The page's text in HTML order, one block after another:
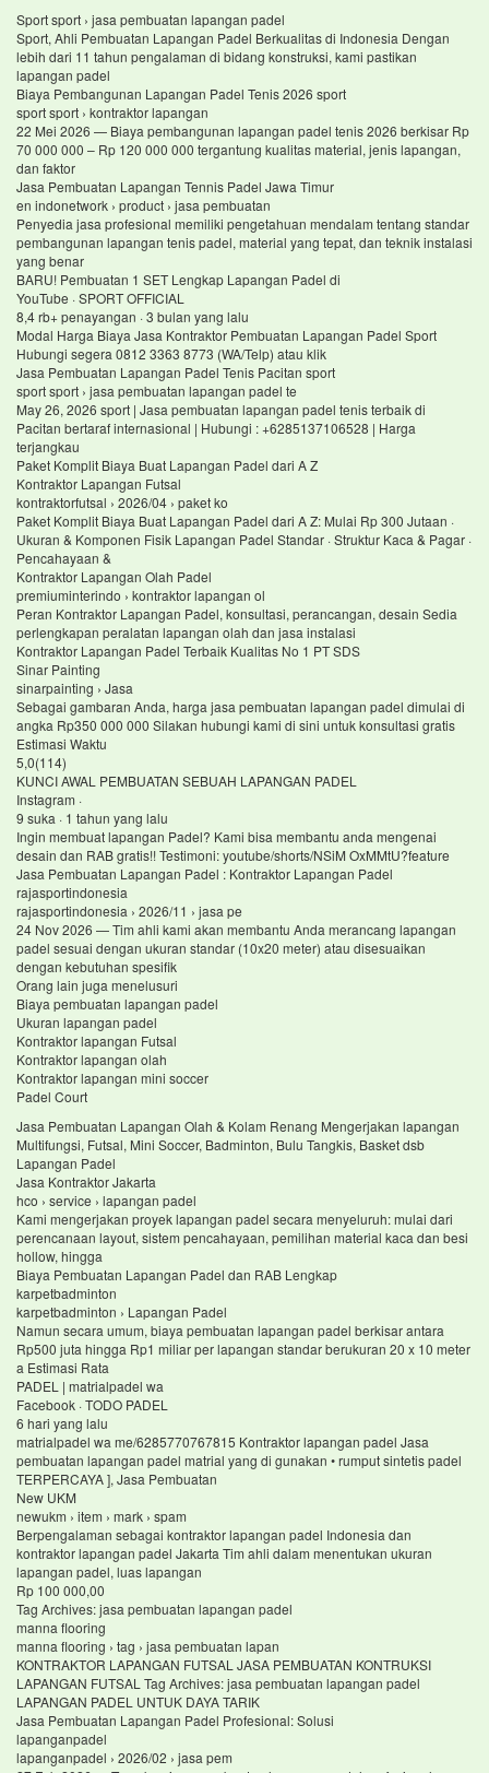
Sport sport › jasa pembuatan lapangan padel
Sport, Ahli Pembuatan Lapangan Padel Berkualitas di Indonesia Dengan
lebih dari 11 tahun pengalaman di bidang konstruksi, kami pastikan
lapangan padel
Biaya Pembangunan Lapangan Padel Tenis 2026 sport
sport sport › kontraktor lapangan
22 Mei 2026 — Biaya pembangunan lapangan padel tenis 2026 berkisar Rp
70 000 000 – Rp 120 000 000 tergantung kualitas material, jenis lapangan,
dan faktor
Jasa Pembuatan Lapangan Tennis Padel Jawa Timur
en indonetwork › product › jasa pembuatan
Penyedia jasa profesional memiliki pengetahuan mendalam tentang standar
pembangunan lapangan tenis padel, material yang tepat, dan teknik instalasi
yang benar
BARU! Pembuatan 1 SET Lengkap Lapangan Padel di
YouTube · SPORT OFFICIAL
8,4 rb+ penayangan · 3 bulan yang lalu
Modal Harga Biaya Jasa Kontraktor Pembuatan Lapangan Padel Sport
Hubungi segera 0812 3363 8773 (WA/Telp) atau klik
Jasa Pembuatan Lapangan Padel Tenis Pacitan sport
sport sport › jasa pembuatan lapangan padel te
May 26, 2026 sport | Jasa pembuatan lapangan padel tenis terbaik di
Pacitan bertaraf internasional | Hubungi : +6285137106528 | Harga
terjangkau
Paket Komplit Biaya Buat Lapangan Padel dari A Z
Kontraktor Lapangan Futsal
kontraktorfutsal › 2026/04 › paket ko
Paket Komplit Biaya Buat Lapangan Padel dari A Z: Mulai Rp 300 Jutaan ·
Ukuran & Komponen Fisik Lapangan Padel Standar · Struktur Kaca & Pagar ·
Pencahayaan &
Kontraktor Lapangan Olah Padel
premiuminterindo › kontraktor lapangan ol
Peran Kontraktor Lapangan Padel, konsultasi, perancangan, desain Sedia
perlengkapan peralatan lapangan olah dan jasa instalasi
Kontraktor Lapangan Padel Terbaik Kualitas No 1 PT SDS
Sinar Painting
sinarpainting › Jasa
Sebagai gambaran Anda, harga jasa pembuatan lapangan padel dimulai di
angka Rp350 000 000 Silakan hubungi kami di sini untuk konsultasi gratis
Estimasi Waktu
5,0(114)
KUNCI AWAL PEMBUATAN SEBUAH LAPANGAN PADEL
Instagram ·
9 suka · 1 tahun yang lalu
Ingin membuat lapangan Padel? Kami bisa membantu anda mengenai
desain dan RAB gratis!! Testimoni: youtube/shorts/NSiM OxMMtU?feature
Jasa Pembuatan Lapangan Padel : Kontraktor Lapangan Padel
rajasportindonesia
rajasportindonesia › 2026/11 › jasa pe
24 Nov 2026 — Tim ahli kami akan membantu Anda merancang lapangan
padel sesuai dengan ukuran standar (10x20 meter) atau disesuaikan
dengan kebutuhan spesifik
Orang lain juga menelusuri
Biaya pembuatan lapangan padel
Ukuran lapangan padel
Kontraktor lapangan Futsal
Kontraktor lapangan olah
Kontraktor lapangan mini soccer
Padel Court
Jasa Pembuatan Lapangan Olah & Kolam Renang Mengerjakan lapangan
Multifungsi, Futsal, Mini Soccer, Badminton, Bulu Tangkis, Basket dsb
Lapangan Padel
Jasa Kontraktor Jakarta
hco › service › lapangan padel
Kami mengerjakan proyek lapangan padel secara menyeluruh: mulai dari
perencanaan layout, sistem pencahayaan, pemilihan material kaca dan besi
hollow, hingga
Biaya Pembuatan Lapangan Padel dan RAB Lengkap
karpetbadminton
karpetbadminton › Lapangan Padel
Namun secara umum, biaya pembuatan lapangan padel berkisar antara
Rp500 juta hingga Rp1 miliar per lapangan standar berukuran 20 x 10 meter
a Estimasi Rata
PADEL | matrialpadel wa
Facebook · TODO PADEL
6 hari yang lalu
matrialpadel wa me/6285770767815 Kontraktor lapangan padel Jasa
pembuatan lapangan padel matrial yang di gunakan • rumput sintetis padel
TERPERCAYA ], Jasa Pembuatan
New UKM
newukm › item › mark › spam
Berpengalaman sebagai kontraktor lapangan padel Indonesia dan
kontraktor lapangan padel Jakarta Tim ahli dalam menentukan ukuran
lapangan padel, luas lapangan
Rp 100 000,00
Tag Archives: jasa pembuatan lapangan padel
manna flooring
manna flooring › tag › jasa pembuatan lapan
KONTRAKTOR LAPANGAN FUTSAL JASA PEMBUATAN KONTRUKSI
LAPANGAN FUTSAL Tag Archives: jasa pembuatan lapangan padel
LAPANGAN PADEL UNTUK DAYA TARIK
Jasa Pembuatan Lapangan Padel Profesional: Solusi
lapanganpadel
lapanganpadel › 2026/02 › jasa pem